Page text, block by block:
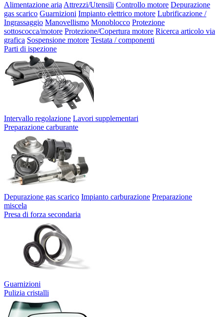
Alimentazione aria Attrezzi/Utensili Controllo motore Depurazione
gas scarico Guarnizioni Impianto elettrico motore Lubrificazione /
Ingrassaggio Manovellismo Monoblocco Protezione
sottoscocca/motore Protezione/Copertura motore Ricerca articolo via
grafica Sospensione motore Testata / componenti
Parti di ispezione
Intervallo regolazione Lavori supplementari
Preparazione carburante
Depurazione gas scarico Impianto carburazione Preparazione
miscela
Presa di forza secondaria
Guarnizioni
Pulizia cristalli